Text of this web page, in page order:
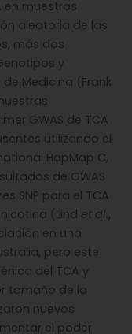
en muestras
aleatoria de las
más dos
y
Medicina (Frank
GWAS de TCA
utilizando el
HapMap C,
de GWAS
SNP para el TCA
(Lind et al. ,
en una
pero este
del TCA y
tamaño de la
nuevos
el poder